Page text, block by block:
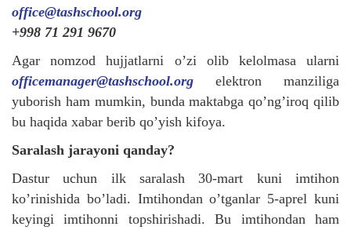
office@tashschool.org
+998 71 291 9670
Agar nomzod hujjatlarni o’zi olib kelolmasa ularni
officemanager@tashschool.org elektron manziliga
yuborish ham mumkin, bunda maktabga qo’ng’iroq qilib
bu haqida xabar berib qo’yish kifoya.
Saralash jarayoni qanday?
Dastur uchun ilk saralash 30-mart kuni imtihon
ko’rinishida bo’ladi. Imtihondan o’tganlar 5-aprel kuni
keyingi imtihonni topshirishadi. Bu imtihondan ham